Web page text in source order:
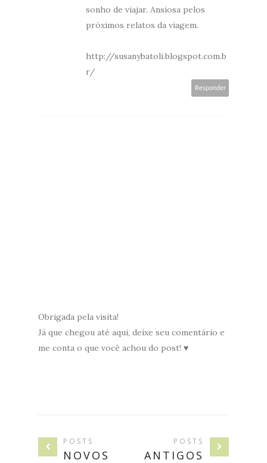
sonho de viajar. Ansiosa pelos
próximos relatos da viagem.
http://susanybatoli.blogspot.com.b
r/
Responder
Obrigada pela visita!
Já que chegou até aqui, deixe seu comentário e
me conta o que você achou do post! ♥
POSTS
NOVOS
POSTS
ANTIGOS